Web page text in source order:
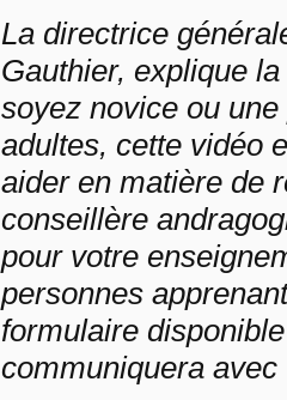
La directrice
Gauthier, explique
soyez novice ou
adultes, cette vidéo
aider en matière de
conseillère
pour votre
personnes
formulaire
communiquera